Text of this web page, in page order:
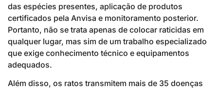
das espécies presentes, aplicação de produtos
certificados pela Anvisa e monitoramento posterior.
Portanto, não se trata apenas de colocar raticidas em
qualquer lugar, mas sim de um trabalho especializado
que exige conhecimento técnico e equipamentos
adequados.
Além disso, os ratos transmitem mais de 35 doenças